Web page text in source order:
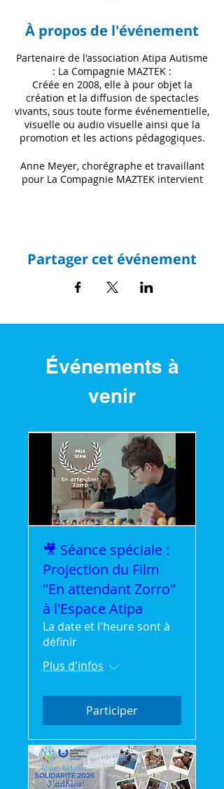
À propos de l'événement
Partenaire de l'association Atipa Autisme
: La Compagnie MAZTEK :
Créée en 2008, elle à pour objet la
création et la diffusion de spectacles
vivants, sous toute forme événementielle,
visuelle ou audio visuelle ainsi que la
promotion et les actions pédagogiques.
Anne Meyer, chorégraphe et travaillant
pour La Compagnie MAZTEK intervient
financiers pour ce projet :
Guyane
- CTG (Collectivité Territoriale de Guyane)
Partager cet événement
Événements à
venir
🎥 Séance spéciale :
Projection du Film
"En attendant Zorro"
à l'Espace Atipa
La date et l'heure sont à
définir
Plus d'infos
Participer